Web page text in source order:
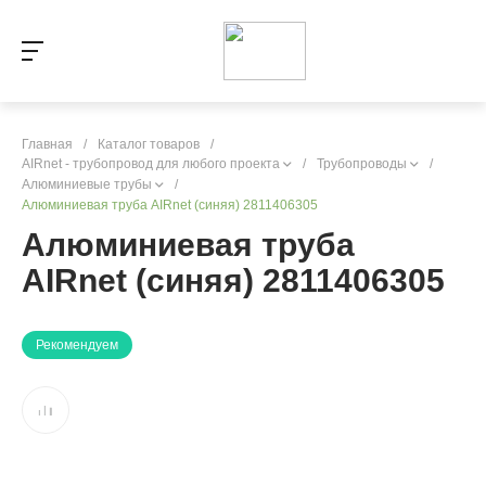
Главная / Каталог товаров
/
AIRnet - трубопровод для любого проекта
/ Трубопроводы
/
Алюминиевые трубы
/
Алюминиевая труба AIRnet (синяя) 2811406305
Алюминиевая труба
AIRnet (синяя) 2811406305
Рекомендуем